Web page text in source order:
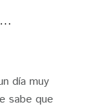
día muy
sabe que